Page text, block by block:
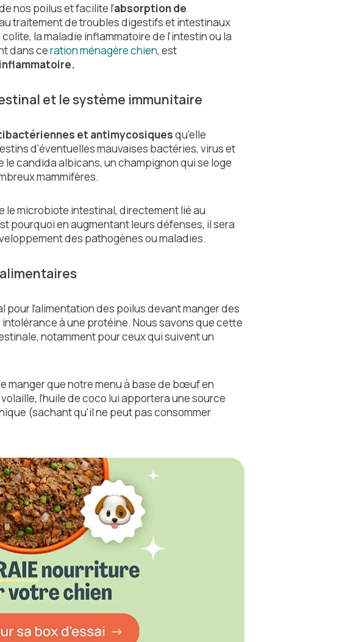
nos poilus et facilite l’absorption de
traitement de troubles digestifs et intestinaux
la maladie inflammatoire de l’intestin ou la
dans ceration ménagère chien, est
et le système immunitaire
et antimycosiquesqu’elle
d’éventuelles mauvaises bactéries, virus et
le candida albicans, un champignon qui se loge
mammifères.
le microbiote intestinal, directement lié au
pourquoi en augmentant leurs défenses, il sera
des pathogènes ou maladies.
pour l’alimentation des poilus devant manger des
à une protéine. Nous savons que cette
notamment pour ceux qui suivent un
manger que notre menu à base de bœuf en
l’huile de coco lui apportera une source
(sachant qu'il ne peut pas consommer